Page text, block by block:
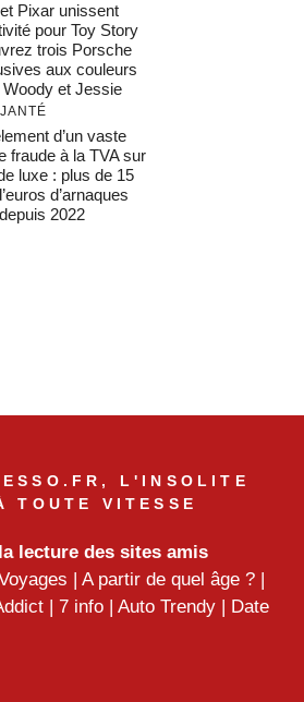
Pixar unissent
pour Toy Story
trois Porsche
aux couleurs
et Jessie
d’un vaste
fraude à la TVA sur
luxe : plus de 15
d’arnaques
2022
L'INSOLITE
TOUTE VITESSE
lecture des sites amis
A partir de quel âge ?
7 info Auto Trendy
Date